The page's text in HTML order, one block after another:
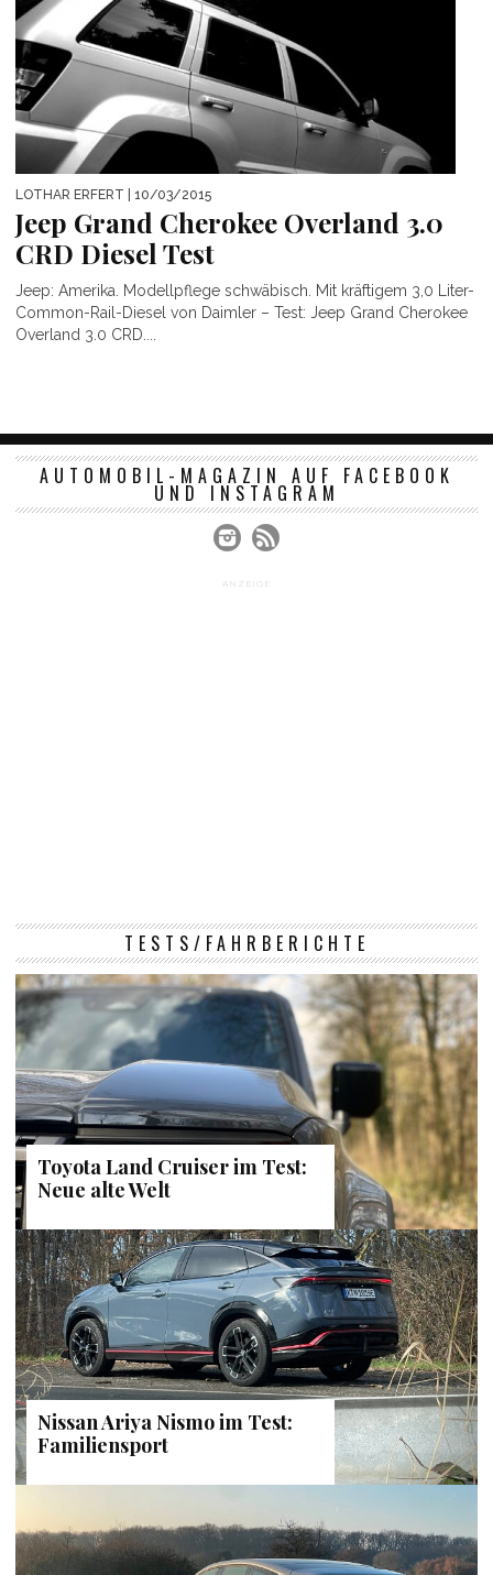
LOTHAR ERFERT | 10/03/2015
Jeep Grand Cherokee Overland 3.0
CRD Diesel Test
Jeep: Amerika. Modellpflege schwäbisch. Mit kräftigem 3,0 Liter-
Common-Rail-Diesel von Daimler – Test: Jeep Grand Cherokee
Overland 3.0 CRD....
AUTOMOBIL-MAGAZIN AUF FACEBOOK
UND INSTAGRAM
ANZEIGE
TESTS/FAHRBERICHTE
Toyota Land Cruiser im Test:
Neue alte Welt
Nissan Ariya Nismo im Test:
Familiensport